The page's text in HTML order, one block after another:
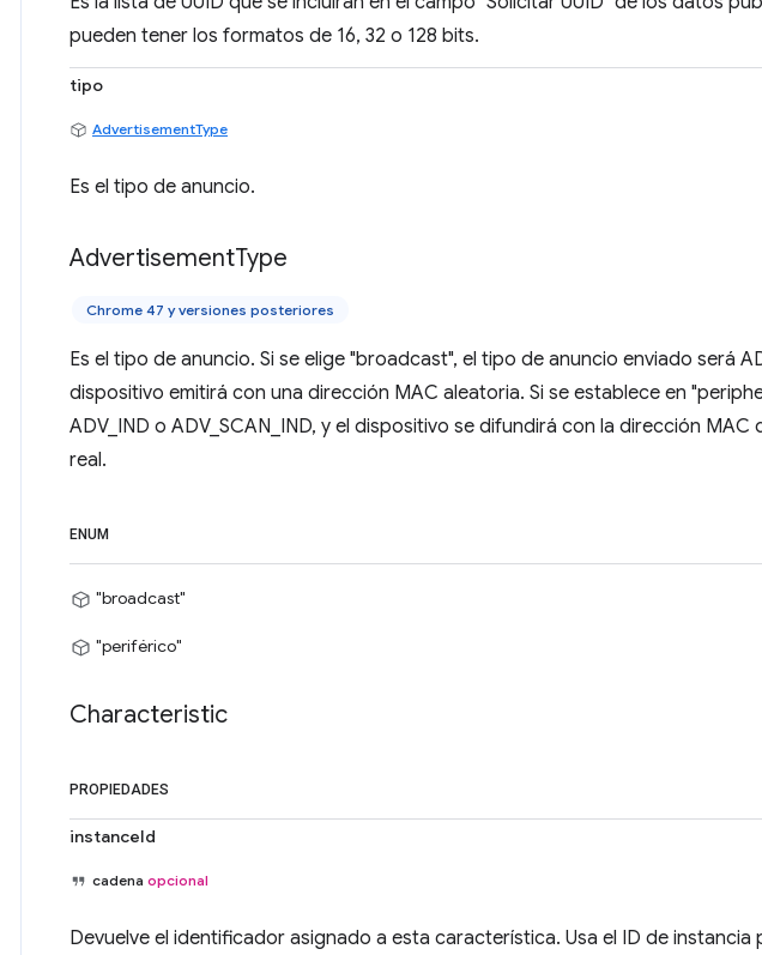
pueden tener los formatos de 16, 32 o 128 bits.
tipo
AdvertisementType
Es el tipo de anuncio.
AdvertisementType
Chrome 47 y versiones posteriores
Es el tipo de anuncio. Si se elige "broadcast", el tipo de anuncio enviado será
dispositivo emitirá con una dirección MAC aleatoria. Si se establece en
ADV_IND o ADV_SCAN_IND, y el dispositivo se difundirá con la dirección
real.
ENUM
"broadcast"
"periférico"
Characteristic
PROPIEDADES
instanceId
cadena opcional
Devuelve el identificador asignado a esta característica. Usa el ID de instancia